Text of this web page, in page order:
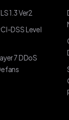
1.3 Ver2
DSS Level
7 DDoS